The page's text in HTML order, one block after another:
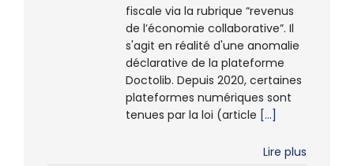
fiscale via la rubrique “revenus
de l’économie collaborative”. Il
s'agit en réalité d'une anomalie
déclarative de la plateforme
Doctolib. Depuis 2020, certaines
plateformes numériques sont
tenues par la loi (article [...]
Lire plus